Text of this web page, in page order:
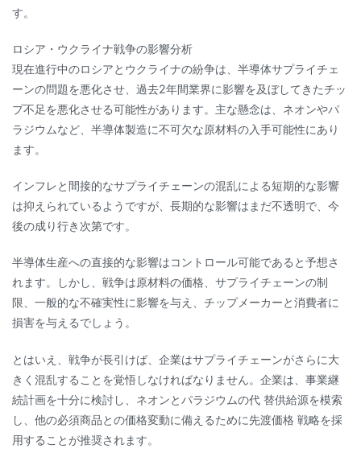
す。
ロシア・ウクライナ戦争の影響分析
現在進行中のロシアとウクライナの紛争は、半導体サプライチェ
ーンの問題を悪化させ、過去2年間業界に影響を及ぼしてきたチッ
プ不足を悪化させる可能性があります。主な懸念は、ネオンやパ
ラジウムなど、半導体製造に不可欠な原材料の入手可能性にあり
ます。
インフレと間接的なサプライチェーンの混乱による短期的な影響
は抑えられているようですが、長期的な影響はまだ不透明で、今
後の成り行き次第です。
半導体生産への直接的な影響はコントロール可能であると予想さ
れます。しかし、戦争は原材料の価格、サプライチェーンの制
限、一般的な不確実性に影響を与え、チップメーカーと消費者に
損害を与えるでしょう。
とはいえ、戦争が長引けば、企業はサプライチェーンがさらに大
きく混乱することを覚悟しなければなりません。企業は、事業継
続計画を十分に検討し、ネオンとパラジウムの代 替供給源を模索
し、他の必須商品との価格変動に備えるために先渡価格 戦略を採
用することが推奨されます。